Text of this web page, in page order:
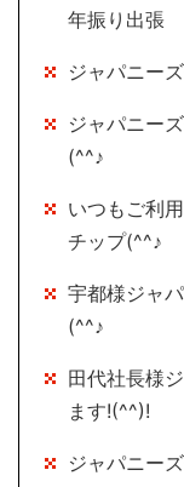
年振り出張
ジャパニー
ジャパニー
(^^♪
いつもご利
チップ(^^♪
宇都様ジャ
(^^♪
田代社長様
ます!(^^)!
ジャパニー